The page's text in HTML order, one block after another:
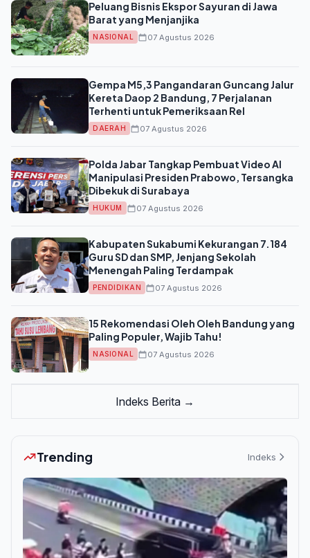
Peluang Bisnis Ekspor Sayuran di Jawa
Barat yang Menjanjika
NASIONAL 07 Agustus 2026
Gempa M5,3 Pangandaran Guncang Jalur
Kereta Daop 2 Bandung, 7 Perjalanan
Terhenti untuk Pemeriksaan Rel
DAERAH 07 Agustus 2026
Polda Jabar Tangkap Pembuat Video AI
Manipulasi Presiden Prabowo, Tersangka
Dibekuk di Surabaya
HUKUM 07 Agustus 2026
Kabupaten Sukabumi Kekurangan 7.184
Guru SD dan SMP, Jenjang Sekolah
Menengah Paling Terdampak
PENDIDIKAN 07 Agustus 2026
15 Rekomendasi Oleh Oleh Bandung yang
Paling Populer, Wajib Tahu!
NASIONAL 07 Agustus 2026
Indeks Berita →
Trending Indeks